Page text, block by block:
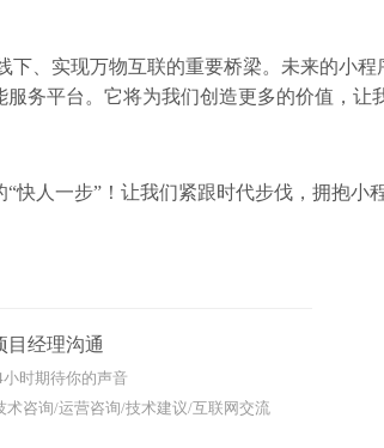
、实现万物互联的重要桥梁。未来的小程
务平台。它将为我们创造更多的价值，让
快人一步”！让我们紧跟时代步伐，拥抱小
目经理沟通
时期待你的声音
术咨询/运营咨询/技术建议/互联网交流